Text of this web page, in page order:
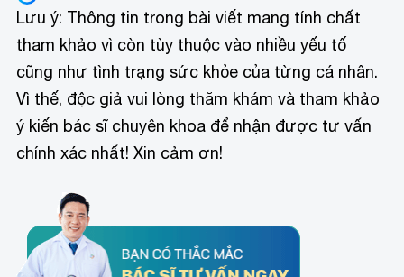
Lưu ý: Thông tin trong bài viết mang tính chất
tham khảo vì còn tùy thuộc vào nhiều yếu tố
cũng như tình trạng sức khỏe của từng cá nhân.
Vì thế, độc giả vui lòng thăm khám và tham khảo
ý kiến bác sĩ chuyên khoa để nhận được tư vấn
chính xác nhất! Xin cảm ơn!